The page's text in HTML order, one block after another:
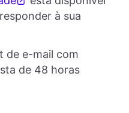
à sua
de e-mail com
de 48 horas